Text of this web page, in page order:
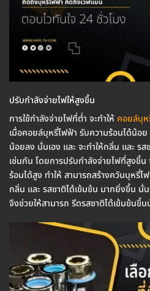
ปรับกำลังจ่ายไฟให้สูงขึ้น
การใช้กำลังจ่ายไฟที่ต่ำ จะทำให้ คอยล์บุห
เมื่อคอยล์บุหรี่ไฟฟ้า รับความร้อนได้น้อย
น้อยลง นั่นเอง และ จะทำให้กลิ่น และ ร
เช่นกัน โดยการปรับกำลังจ่ายไฟที่สูงขึ้
ร้อนได้สูง ทำให้ สามารถสร้างควันบุหรี่ไ
กลิ่น และ รสชาติได้เข้มข้น มากยิ่งขึ้น
จึงช่วยให้สามารถ รีดรสชาติได้เข้มข้นขึ้น